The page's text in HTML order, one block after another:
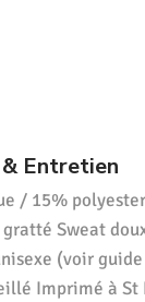
Entretien
/ 15% polyester
Sweat
(voir guide
Imprimé à St